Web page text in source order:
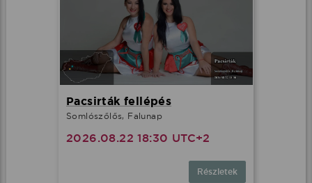
Pacsirták fellépés
Somlószőlős, Falunap
2026.08.22 18:30 UTC+2
Részletek